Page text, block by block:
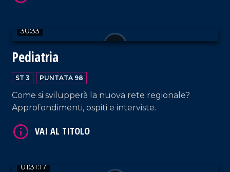
30:33
Pediatria
ST 3 PUNTATA 98
Come si svilupperà la nuova rete regionale?
Approfondimenti, ospiti e interviste.
01:31:17
VAI AL TITOLO